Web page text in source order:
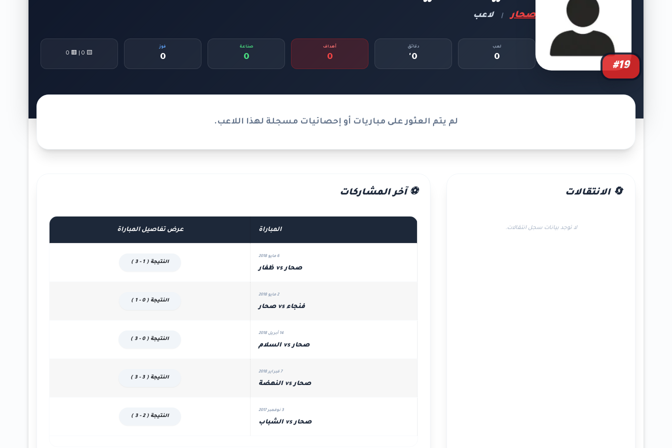
#19
صحار | لاعب
لعب
0
دقائق
0'
أهداف
0
صناعة
0
فوز
0
🟨 0 | 🟥 0
لم يتم العثور على مباريات أو إحصائيات مسجلة لهذا اللاعب.
🔄 الانتقالات
لا توجد بيانات سجل انتقالات.
⚽ آخر المشاركات
المباراة عرض تفاصيل المباراة
6 مايو 2018
صحار vs ظفار
النتيجة ( 1 - 3 )
2 مايو 2018
فنجاء vs صحار
النتيجة ( 0 - 1 )
14 أبريل 2018
صحار vs السلام
النتيجة ( 0 - 3 )
7 فبراير 2018
صحار vs النهضة
النتيجة ( 3 - 3 )
3 نوفمبر 2017
صحار vs الشباب
النتيجة ( 2 - 3 )